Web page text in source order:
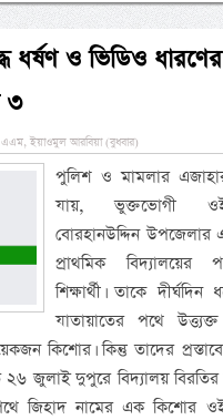
ধর্ষণ ও ভিডিও ধারণের
৩
ইয়াওমুল আরবিয়া (বুধবার)
পুলিশ ও মামলার
যায়, ভুক্তভোগী ওই
বোরহানউদ্দিন উপজেলার
প্রাথমিক বিদ্যালয়ের
শিক্ষার্থী। তাকে দীর্ঘদিন
যাতায়াতের পথে
কিশোর। কিন্তু তাদের
২৬ জুলাই দুপুরে বিদ্যালয়
জিহাদ নামের এক কিশোর ওই